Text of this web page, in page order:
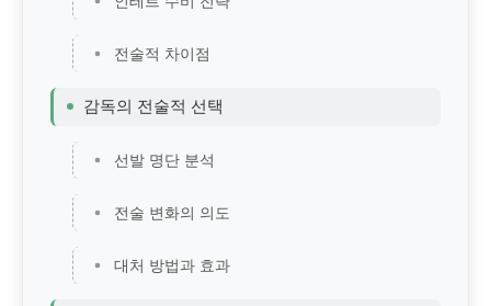
전술적 차이점
감독의 전술적 선택
선발 명단 분석
전술 변화의 의도
대처 방법과 효과